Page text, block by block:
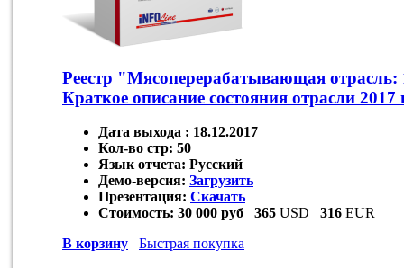
Реестр "Мясоперерабатывающая
Краткое описание состояния отрасли 2017
Дата выхода : 18.12.2017
Кол-во стр: 50
Язык отчета: Русский
Демо-версия: Загрузить
Презентация: Скачать
Стоимость: 30 000 руб 365 USD 316 EUR
В корзину
Быстрая покупка